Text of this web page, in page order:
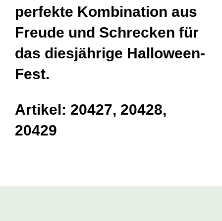
perfekte Kombination aus
Freude und Schrecken für
das diesjährige Halloween-
Fest.
Artikel: 20427, 20428,
20429